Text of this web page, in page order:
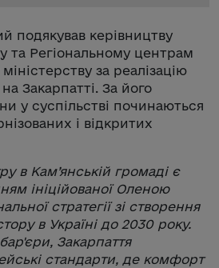
подякував керівництву
та Регіональному центрам
за реалізацію
Закарпатті. За його
у суспільстві починаються
і відкритих
в Кам’янській громаді є
ініційованої Оленою
стратегії зі створення
в Україні до 2030 року.
Закарпаття
стандарти, де комфорт